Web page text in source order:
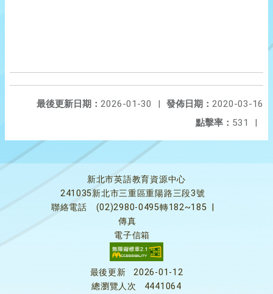
發佈日期： 2020-03-16
最後更新日期： 2026-01-30
|
點擊率： 531 |
新北市英語教育資源中心
241035新北市三重區重陽路三段3號
聯絡電話
(02)2980-0495轉182~185
傳真
電子信箱
最後更新
2026-01-12
總瀏覽人次
4441064